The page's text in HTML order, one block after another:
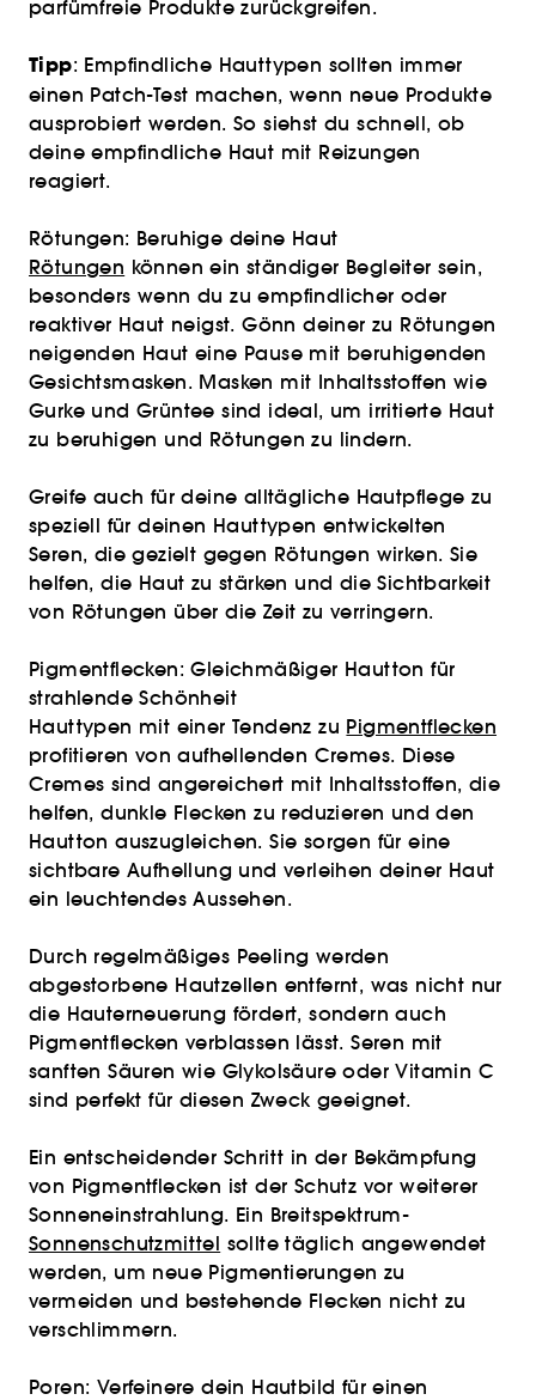
parfümfreie Produkte zurückgreifen.
Tipp: Empfindliche Hauttypen sollten immer
einen Patch-Test machen, wenn neue Produkte
ausprobiert werden. So siehst du schnell, ob
deine empfindliche Haut mit Reizungen
reagiert.
Rötungen: Beruhige deine Haut
Rötungen können ein ständiger Begleiter sein,
besonders wenn du zu empfindlicher oder
reaktiver Haut neigst. Gönn deiner zu Rötungen
neigenden Haut eine Pause mit beruhigenden
Gesichtsmasken. Masken mit Inhaltsstoffen wie
Gurke und Grüntee sind ideal, um irritierte Haut
zu beruhigen und Rötungen zu lindern.
Greife auch für deine alltägliche Hautpflege zu
speziell für deinen Hauttypen entwickelten
Seren, die gezielt gegen Rötungen wirken. Sie
helfen, die Haut zu stärken und die Sichtbarkeit
von Rötungen über die Zeit zu verringern.
Pigmentflecken: Gleichmäßiger Hautton für
strahlende Schönheit
Hauttypen mit einer Tendenz zu Pigmentflecken
profitieren von aufhellenden Cremes. Diese
Cremes sind angereichert mit Inhaltsstoffen, die
helfen, dunkle Flecken zu reduzieren und den
Hautton auszugleichen. Sie sorgen für eine
sichtbare Aufhellung und verleihen deiner Haut
ein leuchtendes Aussehen.
Durch regelmäßiges Peeling werden
abgestorbene Hautzellen entfernt, was nicht nur
die Hauterneuerung fördert, sondern auch
Pigmentflecken verblassen lässt. Seren mit
sanften Säuren wie Glykolsäure oder Vitamin C
sind perfekt für diesen Zweck geeignet.
Ein entscheidender Schritt in der Bekämpfung
von Pigmentflecken ist der Schutz vor weiterer
Sonneneinstrahlung. Ein Breitspektrum-
Sonnenschutzmittel sollte täglich angewendet
werden, um neue Pigmentierungen zu
vermeiden und bestehende Flecken nicht zu
verschlimmern.
Poren: Verfeinere dein Hautbild für einen